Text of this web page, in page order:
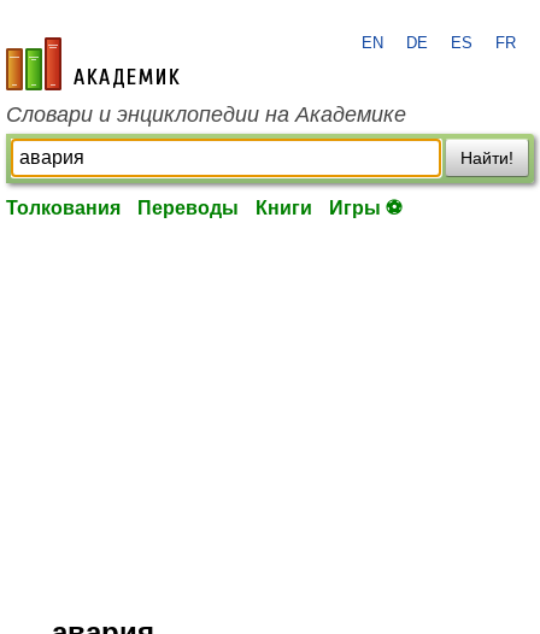
academic.ru
EN DE ES FR
Словари и энциклопедии на Академике
Найти!
Толкования Переводы Книги Игры ⚽